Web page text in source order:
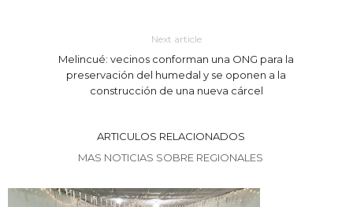
Next article
Melincué: vecinos conforman una ONG para la
preservación del humedal y se oponen a la
construcción de una nueva cárcel
ARTICULOS RELACIONADOS
MAS NOTICIAS SOBRE REGIONALES